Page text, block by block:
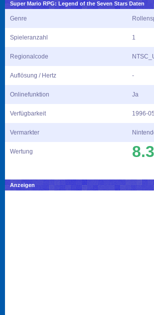
Super Mario RPG: Legend of the Seven Stars Daten
Genre
Spieleranzahl 1
Regionalcode
Auflösung / Hertz -
Onlinefunktion Ja
Verfügbarkeit 1996-
Vermarkter
Wertung 8.3
Anzeigen